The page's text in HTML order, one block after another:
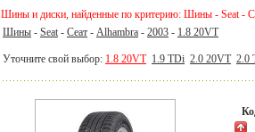
Шины и диски, найденные по критерию: Шины - Seat -
Шины - Seat - Сеат - Alhambra - 2003 - 1.8 20VT
Уточните свой выбор: 1.8 20VT 1.9 TDi 2.0 20VT 2.0